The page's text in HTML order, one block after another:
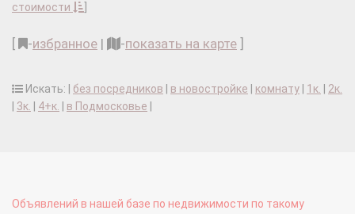
стоимости
-избранное | -показать на карте
Искать: | без посредников в новостройке комнату 1к.
2к.
3к. 4+к. в Подмосковье
Объявлений в нашей базе по недвижимости по такому